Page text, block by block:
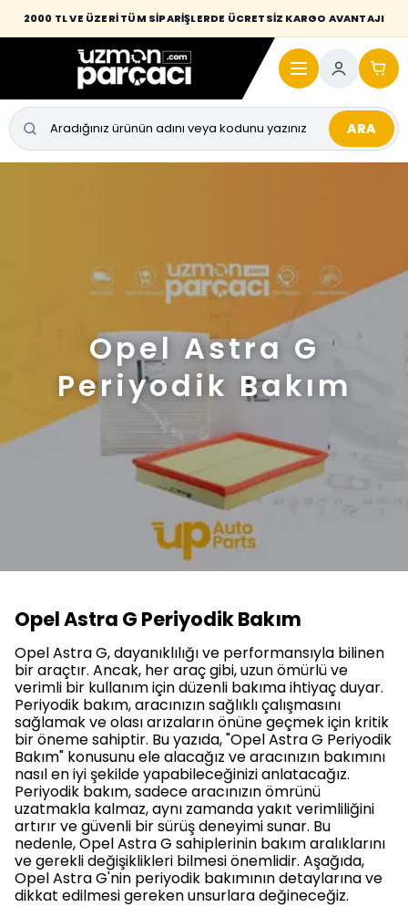
2000 TL VE ÜZERİ TÜM SİPARİŞLERDE ÜCRETSİZ KARGO AVANTAJI
ARA
Opel Astra G
Periyodik Bakım
Opel Astra G Periyodik Bakım
Opel Astra G, dayanıklılığı ve performansıyla bilinen
bir araçtır. Ancak, her araç gibi, uzun ömürlü ve
verimli bir kullanım için düzenli bakıma ihtiyaç duyar.
Periyodik bakım, aracınızın sağlıklı çalışmasını
sağlamak ve olası arızaların önüne geçmek için kritik
bir öneme sahiptir. Bu yazıda, "Opel Astra G Periyodik
Bakım" konusunu ele alacağız ve aracınızın bakımını
nasıl en iyi şekilde yapabileceğinizi anlatacağız.
Periyodik bakım, sadece aracınızın ömrünü
uzatmakla kalmaz, aynı zamanda yakıt verimliliğini
artırır ve güvenli bir sürüş deneyimi sunar. Bu
nedenle, Opel Astra G sahiplerinin bakım aralıklarını
ve gerekli değişiklikleri bilmesi önemlidir. Aşağıda,
Opel Astra G'nin periyodik bakımının detaylarına ve
dikkat edilmesi gereken unsurlara değineceğiz.